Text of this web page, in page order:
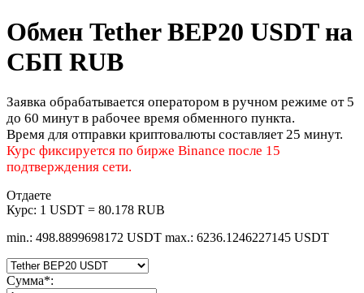
Обмен Tether BEP20 USDT на
СБП RUB
Заявка обрабатывается оператором в ручном режиме от 5
до 60 минут в рабочее время обменного пункта.
Время для отправки криптовалюты составляет 25 минут.
Курс фиксируется по бирже Binance после 15
подтверждения сети.
Отдаете
Курс: 1 USDT = 80.178 RUB
min.: 498.8899698172 USDT max.: 6236.1246227145 USDT
Сумма*: